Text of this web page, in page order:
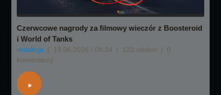
Czerwcowe nagrody za filmowy wieczór z Boosteroid
i World of Tanks
redakcja | 19.06.2026 / 08:34 | 122 odsłon |
0
komentarzy